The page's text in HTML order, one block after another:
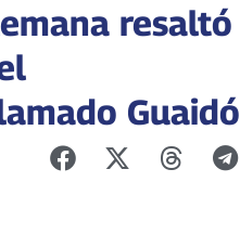
resaltó
Guaidó